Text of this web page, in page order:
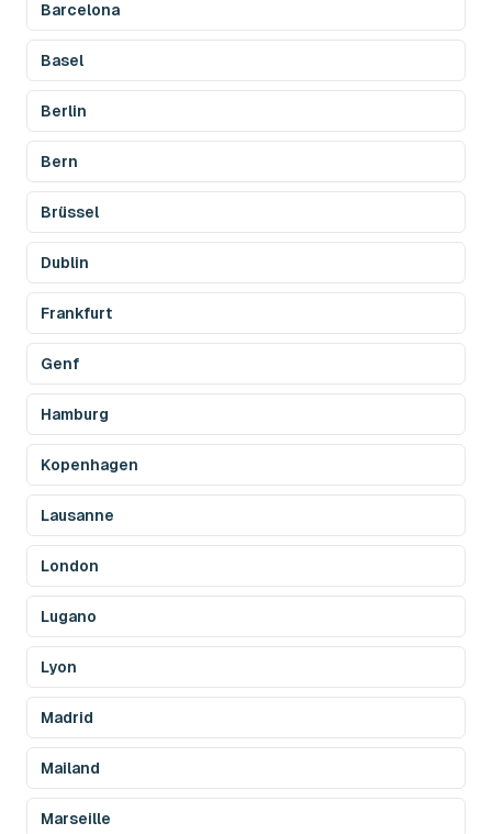
Barcelona
Basel
Berlin
Bern
Brüssel
Dublin
Frankfurt
Genf
Hamburg
Kopenhagen
Lausanne
London
Lugano
Lyon
Madrid
Mailand
Marseille